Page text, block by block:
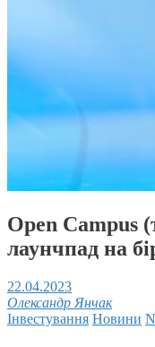
Open Campus
лаунчпад на
22.04.2023
Олександр Янчак
Інвестування Новини